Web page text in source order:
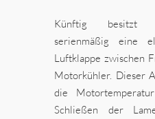
Künftig besitzt
serienmäßig eine
Luftklappe zwischen
Motorkühler. Dieser
die
Schließen der